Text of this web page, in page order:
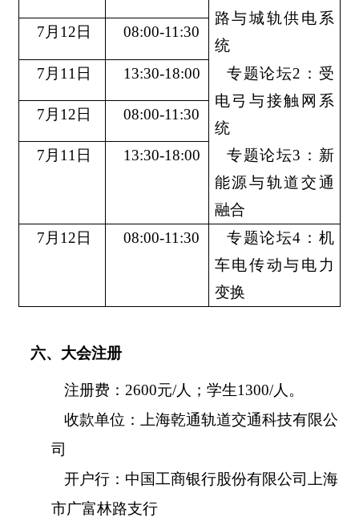
路与城轨供电系
统
7月12日 08:00-11:30
7月11日 13:30-18:00 专题论坛2：受
电弓与接触网系
统
7月12日 08:00-11:30
7月11日 13:30-18:00 专题论坛3：新
能源与轨道交通
融合
7月12日
08:00-11:30 专题论坛4：机
车电传动与电力
变换
六、大会注册
注册费： 2600元/人；学生1300/人。
收款单位：上海乾通轨道交通科技有限公
司
开户行：中国工商银行股份有限公司上海
市广富林路支行